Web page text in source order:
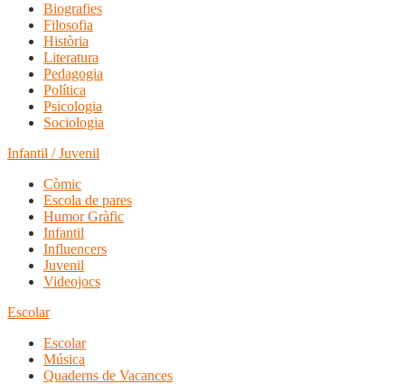
Biografies
Filosofia
Història
Literatura
Pedagogia
Política
Psicologia
Sociologia
Infantil / Juvenil
Còmic
Escola de pares
Humor Gràfic
Infantil
Influencers
Juvenil
Videojocs
Escolar
Escolar
Música
Quaderns de Vacances